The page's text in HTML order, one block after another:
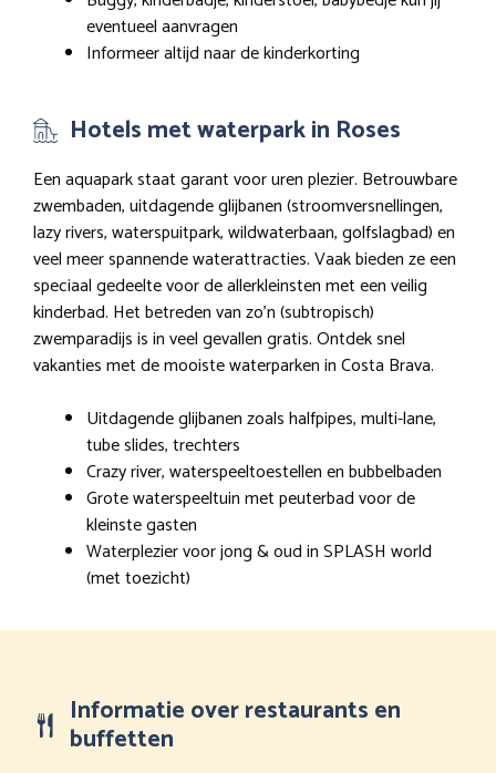
eventueel aanvragen
Informeer altijd naar de kinderkorting
Hotels met waterpark in Roses
Een aquapark staat garant voor uren plezier. Betrouwbare
zwembaden, uitdagende glijbanen (stroomversnellingen,
lazy rivers, waterspuitpark, wildwaterbaan, golfslagbad) en
veel meer spannende waterattracties. Vaak bieden ze een
speciaal gedeelte voor de allerkleinsten met een veilig
kinderbad. Het betreden van zo’n (subtropisch)
zwemparadijs is in veel gevallen gratis. Ontdek snel
vakanties met de mooiste waterparken in Costa Brava.
Uitdagende glijbanen zoals halfpipes, multi-lane,
tube slides, trechters
Crazy river, waterspeeltoestellen en bubbelbaden
Grote waterspeeltuin met peuterbad voor de
kleinste gasten
Waterplezier voor jong & oud in SPLASH world
(met toezicht)
Informatie over restaurants en
buffetten